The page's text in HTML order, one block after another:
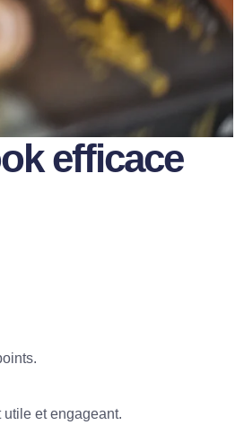
efficace
utile et engageant.